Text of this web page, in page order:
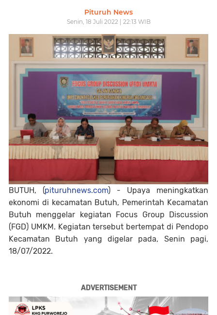
Pituruh News
Senin, 18 Juli 2022 | 22:13 WIB
BUTUH, (pituruhnews.com) - Upaya meningkatkan
ekonomi di kecamatan Butuh, Pemerintah Kecamatan
Butuh menggelar kegiatan Focus Group Discussion
(FGD) UMKM. Kegiatan tersebut bertempat di Pendopo
Kecamatan Butuh yang digelar pada, Senin pagi,
18/07/2022.
ADVERTISEMENT